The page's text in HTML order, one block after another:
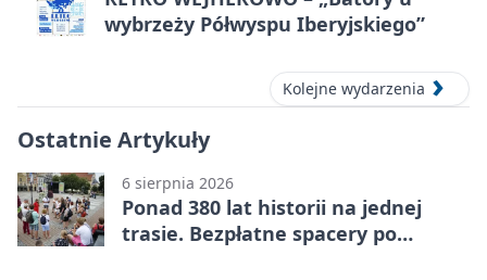
wybrzeży Półwyspu Iberyjskiego”
Kolejne wydarzenia
Ostatnie Artykuły
6 sierpnia 2026
Ponad 380 lat historii na jednej
trasie. Bezpłatne spacery po